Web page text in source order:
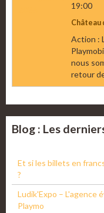
19:00
Action :
nous
retour
Blog : Les
Et si les billets en
?
Ludik'Expo – L'agence
Playmo